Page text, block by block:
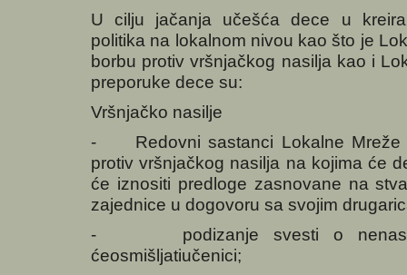
U cilju jačanja učešća dece u
politika na lokalnom nivou kao što je
borbu protiv vršnjačkog nasilja kao i
preporuke dece su:
Vršnjačko nasilje
- Redovni sastanci Lokalne Mreže
protiv vršnjačkog nasilja na kojima će
će iznositi predloge zasnovane na
zajednice u dogovoru sa svojim
- podizanje svesti o
ćeosmišljatiučenici;